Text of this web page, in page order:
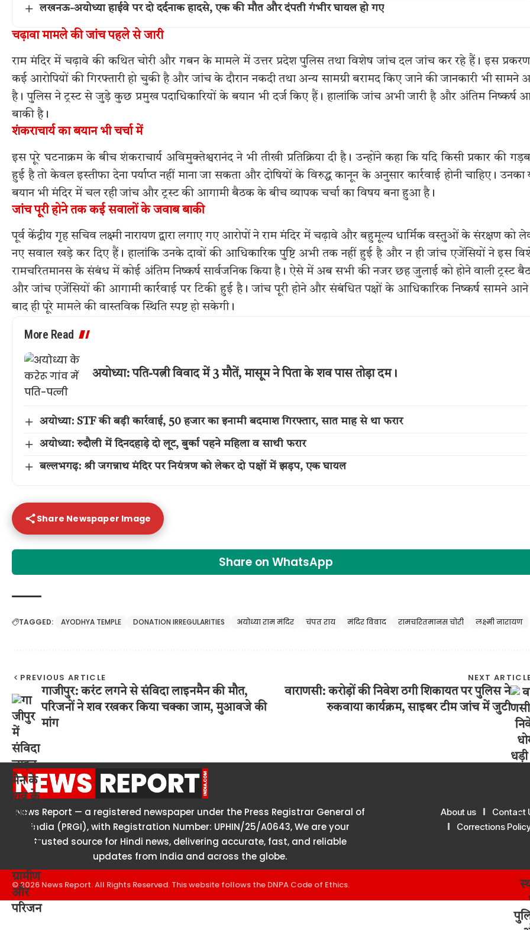
लखनऊ-अयोध्या हाईवे पर दो दर्दनाक हादसे, एक की मौत और दंपती गंभीर घायल हो गए
चढ़ावा मामले की जांच पहले से जारी
राम मंदिर में चढ़ावे की कथित चोरी और गबन के मामले में उत्तर प्रदेश पुलिस तथा विशेष जांच दल जांच कर रहे हैं। इस
कई आरोपियों की गिरफ्तारी हो चुकी है और जांच के दौरान नकदी तथा अन्य सामग्री बरामद किए जाने की जानकारी भी सामने
है। पुलिस ने ट्रस्ट से जुड़े कुछ प्रमुख पदाधिकारियों के बयान भी दर्ज किए हैं। हालांकि जांच अभी जारी है और अंतिम निष्कर्ष
बाकी है।
शंकराचार्य का बयान भी चर्चा में
इस पूरे घटनाक्रम के बीच शंकराचार्य अविमुक्तेश्वरानंद ने भी तीखी प्रतिक्रिया दी है। उन्होंने कहा कि यदि किसी प्रकार की
हुई है तो केवल इस्तीफा देना पर्याप्त नहीं माना जा सकता और दोषियों के विरुद्ध कानून के अनुसार कार्रवाई होनी चाहिए। उनका
बयान भी मंदिर में चल रही जांच और ट्रस्ट की आगामी बैठक के बीच व्यापक चर्चा का विषय बना हुआ है।
जांच पूरी होने तक कई सवालों के जवाब बाकी
पूर्व केंद्रीय गृह सचिव लक्ष्मी नारायण द्वारा लगाए गए आरोपों ने राम मंदिर में चढ़ावे और बहुमूल्य धार्मिक वस्तुओं के संरक्षण को
नए सवाल खड़े कर दिए हैं। हालांकि उनके दावों की आधिकारिक पुष्टि अभी तक नहीं हुई है और न ही जांच एजेंसियों ने इस
रामचरितमानस के संबंध में कोई अंतिम निष्कर्ष सार्वजनिक किया है। ऐसे में अब सभी की नजर छह जुलाई को होने वाली ट्रस्ट
और जांच एजेंसियों की आगामी कार्रवाई पर टिकी हुई है। जांच पूरी होने और संबंधित पक्षों के आधिकारिक निष्कर्ष सामने
बाद ही पूरे मामले की वास्तविक स्थिति स्पष्ट हो सकेगी।
More Read
अयोध्या: पति-पत्नी विवाद में 3 मौतें, मासूम ने पिता के शव पास तोड़ा दम।
अयोध्या: STF की बड़ी कार्रवाई, 50 हजार का इनामी बदमाश गिरफ्तार, सात माह से था फरार
अयोध्या: रुदौली में दिनदहाड़े दो लूट, बुर्का पहने महिला व साथी फरार
बल्लभगढ़: श्री जगन्नाथ मंदिर पर नियंत्रण को लेकर दो पक्षों में झड़प, एक घायल
Share Newspaper Image
Share on WhatsApp
TAGGED: AYODHYA TEMPLE DONATION IRREGULARITIES अयोध्या राम मंदिर चंपत राय मंदिर विवाद रामचरितमानस चोरी लक्ष्मी नारायण
PREVIOUS ARTICLE
गाजीपुर: करंट लगने से संविदा लाइनमैन की मौत,
परिजनों ने शव रखकर किया चक्का जाम, मुआवजे की
मांग
NEXT
वाराणसी: करोड़ों की निवेश ठगी शिकायत पर पुलिस ने
रुकवाया कार्यक्रम, साइबर टीम जांच में जुटी
News Report — a registered newspaper under the Press Registrar General of
India (PRGI), with Registration Number: UPHIN/25/A0643, We are your
trusted source for Hindi news, delivering accurate, fast, and reliable
updates from India and across the globe.
About us Contact
Corrections
© 2026 News Report. All Rights Reserved. This website follows the DNPA Code of Ethics.